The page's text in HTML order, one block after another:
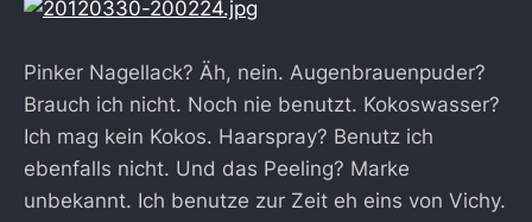
Pinker Nagellack? Äh, nein. Augenbrauenpuder?
Brauch ich nicht. Noch nie benutzt. Kokoswasser?
Ich mag kein Kokos. Haarspray? Benutz ich
ebenfalls nicht. Und das Peeling? Marke
unbekannt. Ich benutze zur Zeit eh eins von Vichy.